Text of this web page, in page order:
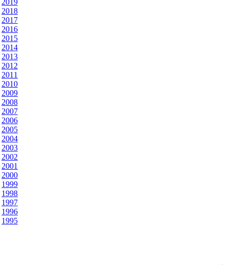
2019
2018
2017
2016
2015
2014
2013
2012
2011
2010
2009
2008
2007
2006
2005
2004
2003
2002
2001
2000
1999
1998
1997
1996
1995